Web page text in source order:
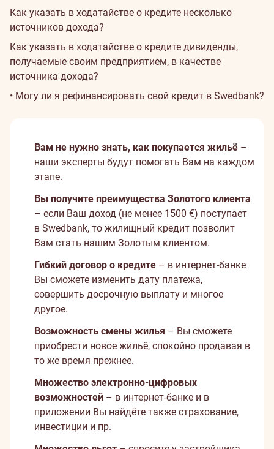
Как указать в ходатайстве о кредите несколько
источников дохода?
Как указать в ходатайстве о кредите дивиденды,
получаемые своим предприятием, в качестве
источника дохода?
• Могу ли я рефинансировать свой кредит в Swedbank?
Вам не нужно знать, как покупается жильё –
наши эксперты будут помогать Вам на каждом
этапе.
Вы получите преимущества Золотого клиента
– если Ваш доход (не менее 1500 €) поступает
в Swedbank, то жилищный кредит позволит
Вам стать нашим Золотым клиентом.
Гибкий договор о кредите – в интернет-банке
Вы сможете изменить дату платежа,
совершить досрочную выплату и многое
другое.
Возможность смены жилья – Вы сможете
приобрести новое жильё, спокойно продавая в
то же время прежнее.
Множество электронно-цифровых
возможностей – в интернет-банке и в
приложении Вы найдёте также страхование,
инвестиции и пр.